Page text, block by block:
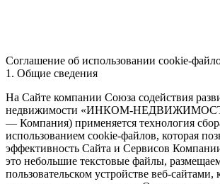
Соглашение об использовании cookie-
1. Общие сведения
На Сайте компании Союза содействия
недвижимости «ИНКОМ-
— Компания) применяется технология
использованием cookie-файлов, которая
эффективность Сайта и Сервисов
это небольшие текстовые файлы,
пользовательском устройстве веб-сайтами,